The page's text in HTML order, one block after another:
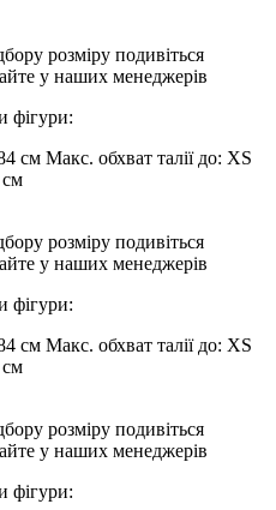
розміру подивіться
у наших менеджерів
фігури:
см Макс. обхват талії до: XS
розміру подивіться
у наших менеджерів
фігури:
см Макс. обхват талії до: XS
розміру подивіться
у наших менеджерів
фігури: